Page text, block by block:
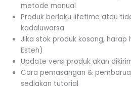
metode manual
Produk berlaku lifetime atau
kadaluwarsa
Jika stok produk kosong, harap
Esteh)
Update versi produk akan
Cara pemasangan &
sediakan tutorial